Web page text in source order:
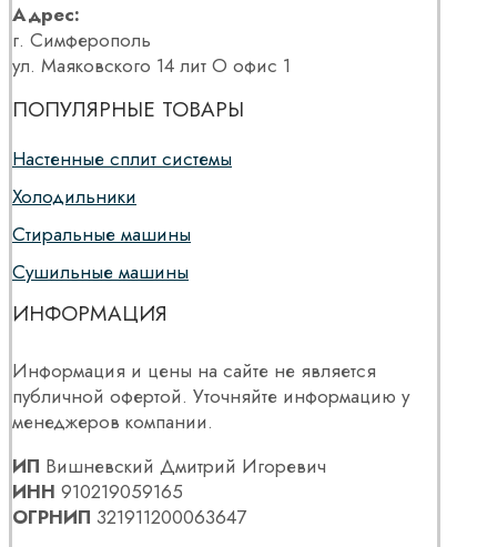
Адрес:
г. Симферополь
ул. Маяковского 14 лит О офис 1
ПОПУЛЯРНЫЕ ТОВАРЫ
Настенные сплит системы
Холодильники
Стиральные машины
Сушильные машины
ИНФОРМАЦИЯ
Информация и цены на сайте не является
публичной офертой. Уточняйте информацию у
менеджеров компании.
ИП Вишневский Дмитрий Игоревич
ИНН 910219059165
ОГРНИП 321911200063647